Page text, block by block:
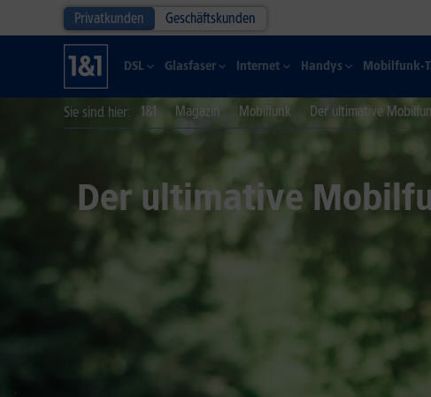
Privatkunden Geschäftskunden
DSL Glasfaser Internet Handys Mobilfunk-
Sie sind hier 1&1 Magazin Mobilfunk Der ultimative
Der ultimative